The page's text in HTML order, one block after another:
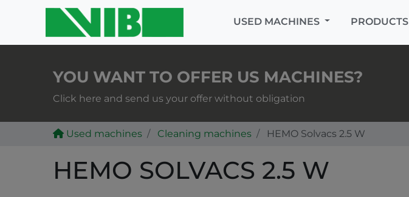
USED MACHINES PRODUCTS
YOU WANT TO OFFER US MACHINES?
Click here and send us your offer without obligation
Used machines Cleaning machines HEMO Solvacs 2.5 W
HEMO SOLVACS 2.5 W